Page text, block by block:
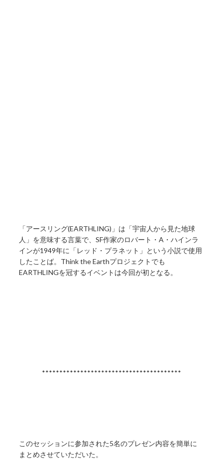
「アースリング(EARTHLING)」は「宇宙人から見た地球
人」を意味する言葉で、SF作家のロバート・A・ハインラ
インが1949年に「レッド・プラネット」という小説で使用
したことば。Think the Earthプロジェクトでも
EARTHLINGを冠するイベントは今回が初となる。
****************************************
このセッションに参加された5名のプレゼン内容を簡単に
まとめさせていただいた。